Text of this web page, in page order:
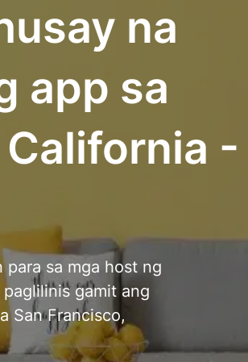
na
app sa
-
para sa mga host ng
gamit ang
San Francisco,